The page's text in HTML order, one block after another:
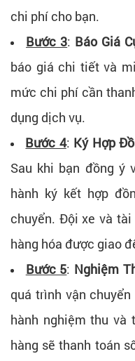
chi phí cho bạn.
Bước 3: Báo Giá
báo giá chi tiết và
mức chi phí cần
dụng dịch vụ.
Bước 4: Ký Hợp
Sau khi bạn đồng ý
hành ký kết hợp
chuyển. Đội xe và
hàng hóa được giao
Bước 5: Nghiệm
quá trình vận
hành nghiệm thu và
hàng sẽ thanh toán